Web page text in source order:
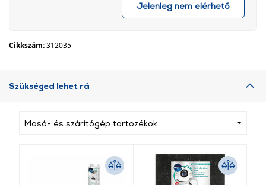
Jelenleg nem elérhető
Cikkszám:312035
Szükséged lehet rá
Mosó- és szárítógép tartozékok